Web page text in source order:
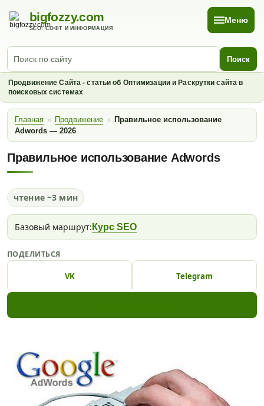
bigfozzy.com
SEO: СОФТ И ИНФОРМАЦИЯ
Меню
Поиск
Продвижение Сайта - статьи об Оптимизации и Раскрутки сайта в
поисковых системах
Главная » Продвижение » Правильное использование
Adwords — 2026
Правильное использование Adwords
чтение ~3 мин
Базовый маршрут: Курс SEO
ПОДЕЛИТЬСЯ
VK Telegram